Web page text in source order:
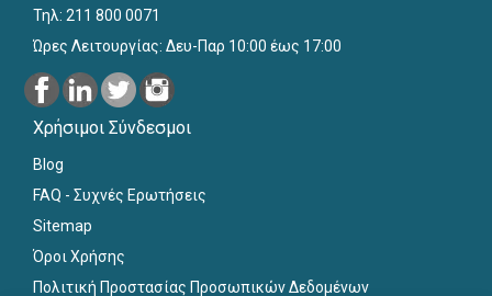
Τηλ: 211 800 0071
Ώρες Λειτουργίας: Δευ-Παρ 10:00 έως 17:00
Χρήσιμοι Σύνδεσμοι
Blog
FAQ - Συχνές Ερωτήσεις
Sitemap
Όροι Χρήσης
Πολιτική Προστασίας Προσωπικών Δεδομένων